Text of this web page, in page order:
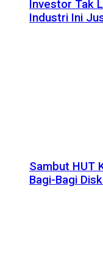
Investor Tak
Industri Ini
Sambut HUT
Bagi-Bagi